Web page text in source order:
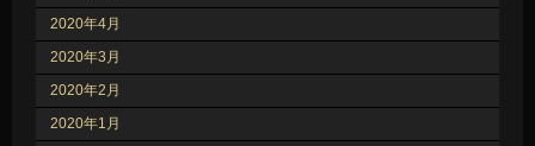
2020年4月
2020年3月
2020年2月
2020年1月